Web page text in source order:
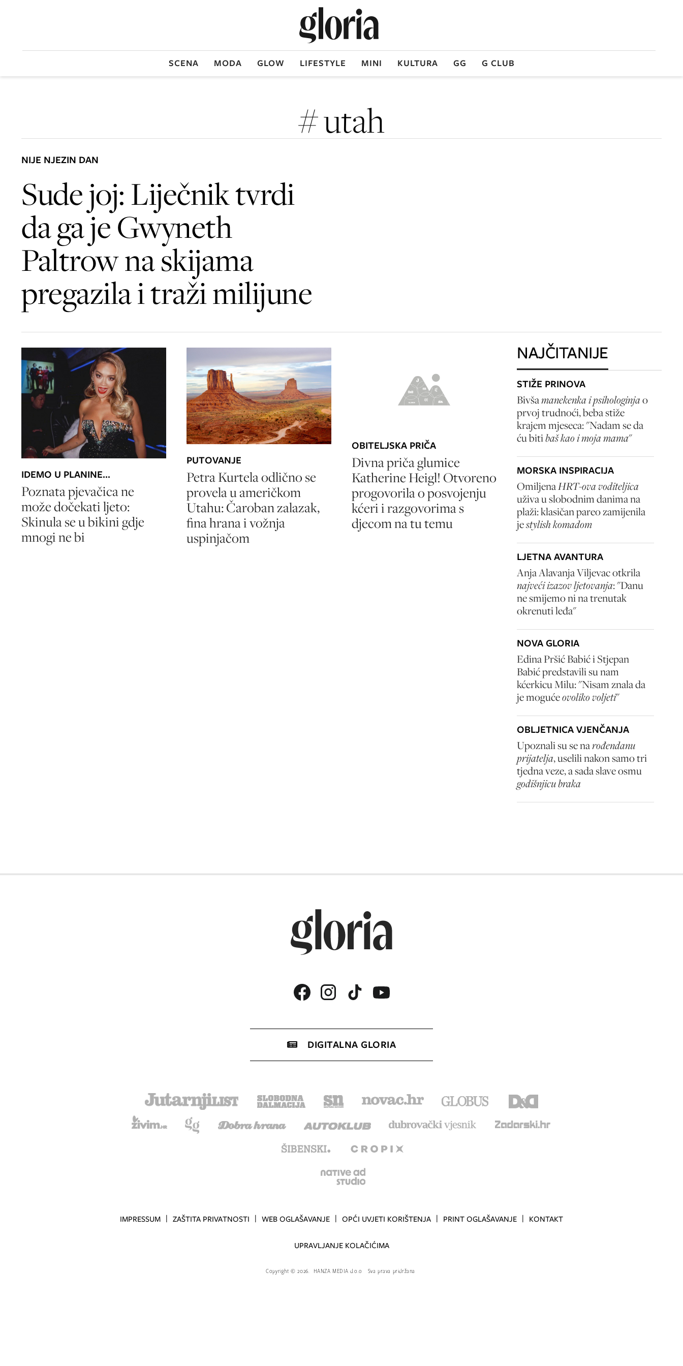
SCENA MODA GLOW LIFESTYLE MINI KULTURA GG G CLUB
# utah
NIJE NJEZIN DAN
Sude joj: Liječnik tvrdi
da ga je Gwyneth
Paltrow na skijama
pregazila i traži milijune
IDEMO U PLANINE...
Poznata pjevačica ne
može dočekati ljeto:
Skinula se u bikini gdje
mnogi ne bi
PUTOVANJE
Petra Kurtela odlično se
provela u američkom
Utahu: Čaroban zalazak,
fina hrana i vožnja
uspinjačom
OBITELJSKA PRIČA
Divna priča glumice
Katherine Heigl! Otvoreno
progovorila o posvojenju
kćeri i razgovorima s
djecom na tu temu
NAJČITANIJE
STIŽE PRINOVA
Bivšamanekenka i psihologinjao
prvoj trudnoći, beba stiže
krajem mjeseca: "Nadam se da
ću bitibaš kao i moja mama"
MORSKA INSPIRACIJA
OmiljenaHRT-ova voditeljica
uživa u slobodnim danima na
plaži: klasičan pareo zamijenila
jestylish komadom
LJETNA AVANTURA
Anja Alavanja Viljevac otkrila
najveći izazov ljetovanja: "Danu
ne smijemo ni na trenutak
okrenuti leđa"
NOVA GLORIA
Edina Pršić Babić i Stjepan
Babić predstavili su nam
kćerkicu Milu: "Nisam znala da
je mogućeovoliko voljeti"
OBLJETNICA VJENČANJA
Upoznali su se narođendanu
prijatelja, uselili nakon samo tri
tjedna veze, a sada slave osmu
godišnjicu braka
DIGITALNA GLORIA
IMPRESSUM ZAŠTITA PRIVATNOSTI WEB OGLAŠAVANJE OPĆI UVJETI KORIŠTENJA PRINT OGLAŠAVANJE KONTAKT
UPRAVLJANJE KOLAČIĆIMA
Copyright© 2026. HANZA MEDIA d.o.o Sva prava pridržana